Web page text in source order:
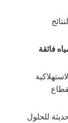
فائقة
للحلول